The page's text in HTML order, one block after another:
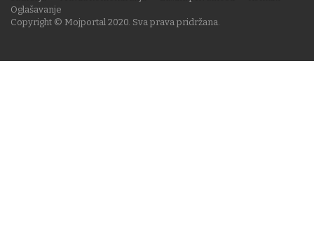
Copyright © Mojportal 2020. Sva prava pridržana.
Oglašavanje